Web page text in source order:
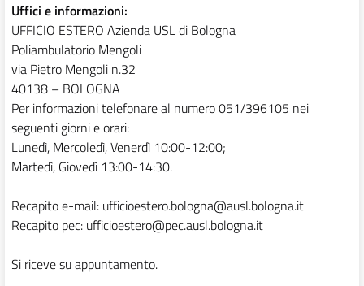
Uffici e informazioni:
UFFICIO ESTERO Azienda USL di Bologna
Poliambulatorio Mengoli
via Pietro Mengoli n.32
40138 – BOLOGNA
Per informazioni telefonare al numero 051/396105 nei
seguenti giorni e orari:
Lunedì, Mercoledì, Venerdì 10:00-12:00;
Martedì, Giovedì 13:00-14:30.
Recapito e-mail: ufficioestero.bologna@ausl.bologna.it
Recapito pec: ufficioestero@pec.ausl.bologna.it
Si riceve su appuntamento.